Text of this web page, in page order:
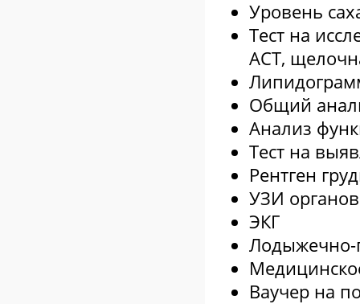
Уровень
Тест на
АСТ,
Общий
Анализ
Тест на
Рентген
УЗИ
ЭКГ
Лодыжечно-
Ваучер на